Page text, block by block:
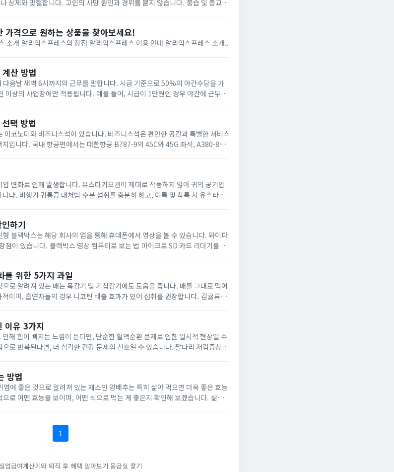
가격으로 원하는 상품을 찾아보세요!
알리익스프레스 쇼핑몰 알리익스프레스 소개 알리익스프레스의 장점 알리익스프레스 이용 안내 알리익스프레스 소개...
산 방법
니다. 예를 들어, 시급이 1만원인 경우 야간에 근무하
택 방법
45G 좌석, A380-800
시 유스타키
하기
법 마이크로 SD 카드 리더기를 이
를 위한 5가지 과일
로 알려져 있는 배는 목감기 및 기침감기에도 도움을 줍니다. 배를 그대로 먹어
며, 흡연자들의 경우 니코틴 배출 효과가 있어 섭취를 권장합니다. 감귤류
이유 3가지
해 힘이 빠지는 느낌이 든다면, 단순한 혈액순환 문제로 인한 일시적 현상일 수
로 반복된다면, 더 심각한 건강 문제의 신호일 수 있습니다. 팔다리 저림증상의
방법
어떤 효능을 보이며, 어떤 식으로 먹는 게 좋은지 확인해 보겠습니다. 삶은
1
실업급여계산기와 퇴직 후 혜택 알아보기 응급실 찾기